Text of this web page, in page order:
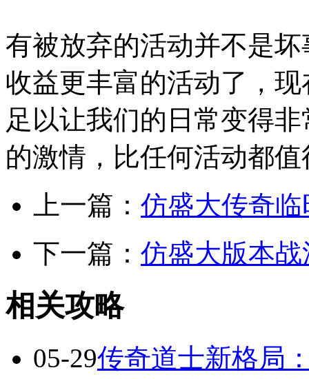
有被放弃的活动并不是
收益更丰富的活动了，
足以让我们的日常变得
的激情，比任何活动都
上一篇： 仿盛大传奇
下一篇： 仿盛大版本
相关攻略
05-29传奇道士新格局